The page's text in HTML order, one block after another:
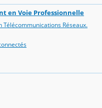
en Voie Professionnelle
Réseaux.